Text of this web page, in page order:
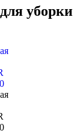
уборки